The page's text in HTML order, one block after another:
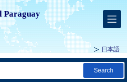
Paraguay
日本語
Search